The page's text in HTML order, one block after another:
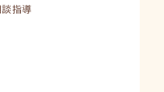
指導